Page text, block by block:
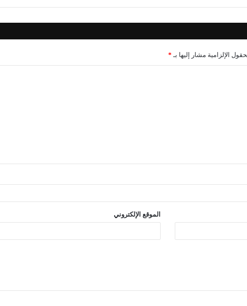
الإلزامية مشار إليها بـ *
الموقع الإلكتروني